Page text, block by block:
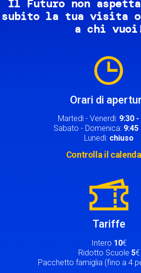
Il Futuro non
subito la tua visita o
a chi
Orari di
Martedì - Venerdì: 9:30 -
Sabato - Domenica: 9:45
Lunedì: chiuso
Controlla il
Tariffe
Intero 10€
Ridotto Scuole 5€
Pacchetto famiglia (fino a 4